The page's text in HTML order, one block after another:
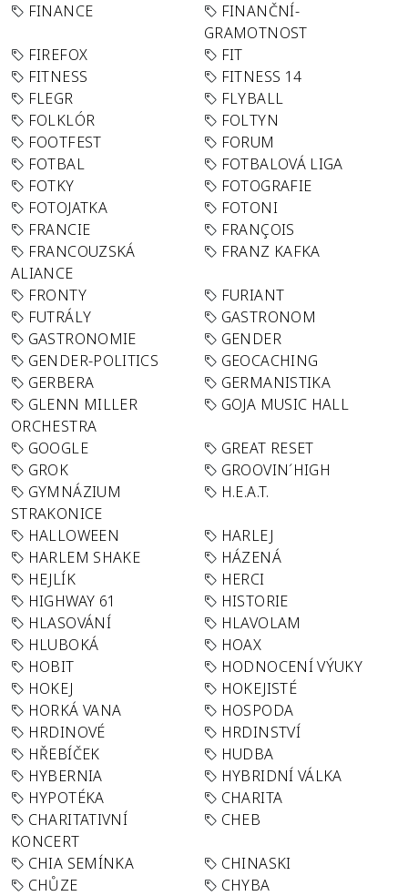
FINANCE
FINANČNÍ-
GRAMOTNOST
FIREFOX
FIT
FITNESS
FITNESS 14
FLEGR
FLYBALL
FOLKLÓR
FOLTYN
FOOTFEST
FORUM
FOTBAL
FOTBALOVÁ LIGA
FOTKY
FOTOGRAFIE
FOTOJATKA
FOTONI
FRANCIE
FRANÇOIS
FRANCOUZSKÁ
ALIANCE
FRANZ KAFKA
FRONTY
FURIANT
FUTRÁLY
GASTRONOM
GASTRONOMIE
GENDER
GENDER-POLITICS
GEOCACHING
GERBERA
GERMANISTIKA
GLENN MILLER
ORCHESTRA
GOJA MUSIC HALL
GOOGLE
GREAT RESET
GROK
GROOVIN´HIGH
GYMNÁZIUM
STRAKONICE
H.E.A.T.
HALLOWEEN
HARLEJ
HARLEM SHAKE
HÁZENÁ
HEJLÍK
HERCI
HIGHWAY 61
HISTORIE
HLASOVÁNÍ
HLAVOLAM
HLUBOKÁ
HOAX
HOBIT
HODNOCENÍ VÝUKY
HOKEJ
HOKEJISTÉ
HORKÁ VANA
HOSPODA
HRDINOVÉ
HRDINSTVÍ
HŘEBÍČEK
HUDBA
HYBERNIA
HYBRIDNÍ VÁLKA
HYPOTÉKA
CHARITA
CHARITATIVNÍ
KONCERT
CHEB
CHIA SEMÍNKA
CHINASKI
CHŮZE
CHYBA